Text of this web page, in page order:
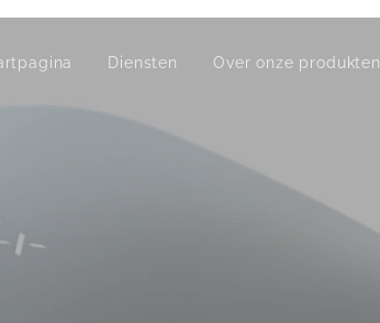
Diensten Over onze produkten